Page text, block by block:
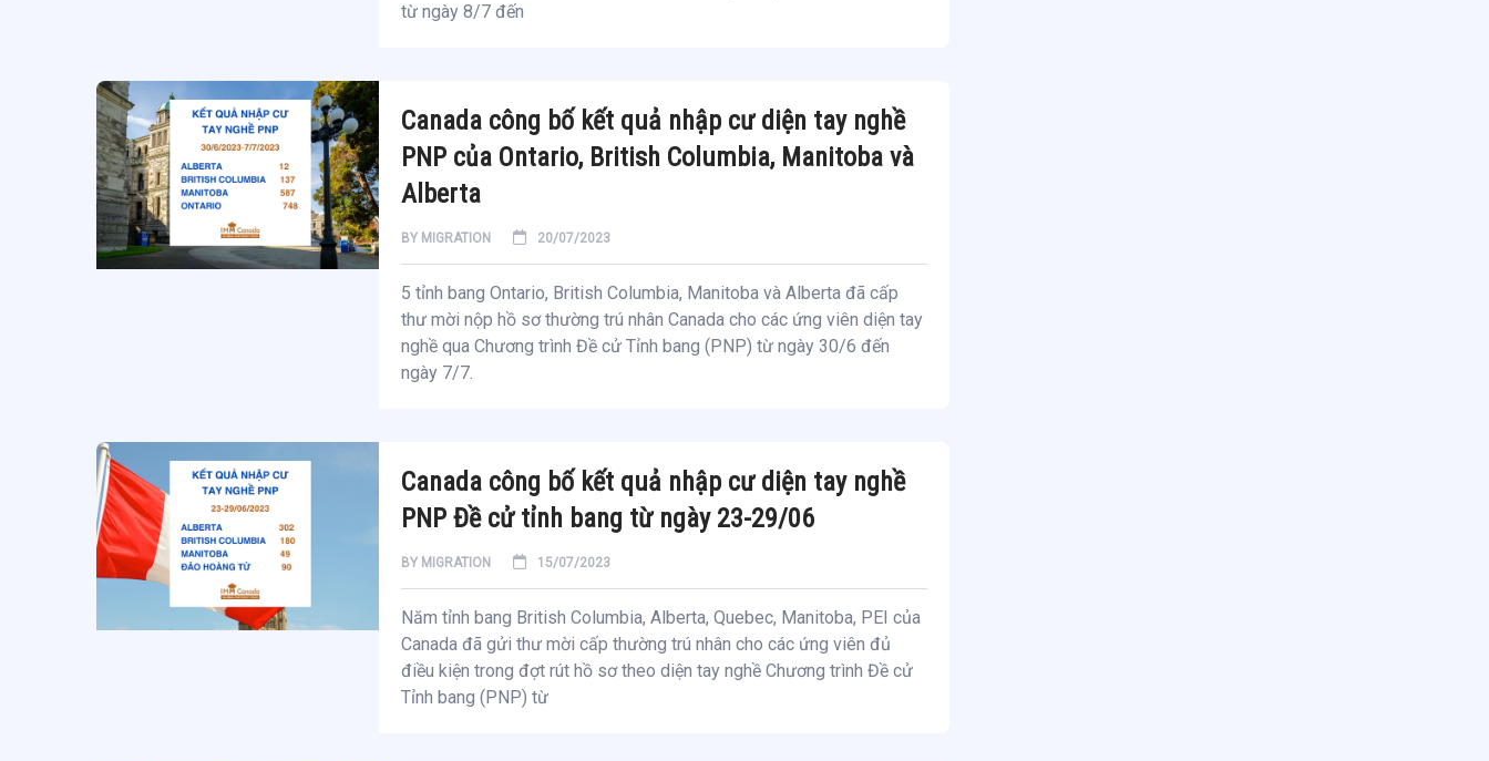
từ ngày 8/7 đến
Canada công bố kết quả nhập cư diện tay nghề
PNP của Ontario, British Columbia, Manitoba và
Alberta
BY MIGRATION 20/07/2023
5 tỉnh bang Ontario, British Columbia, Manitoba và Alberta đã cấp
thư mời nộp hồ sơ thường trú nhân Canada cho các ứng viên diện tay
nghề qua Chương trình Đề cử Tỉnh bang (PNP) từ ngày 30/6 đến
ngày 7/7.
Canada công bố kết quả nhập cư diện tay nghề
PNP Đề cử tỉnh bang từ ngày 23-29/06
BY MIGRATION 15/07/2023
Năm tỉnh bang British Columbia, Alberta, Quebec, Manitoba, PEI của
Canada đã gửi thư mời cấp thường trú nhân cho các ứng viên đủ
điều kiện trong đợt rút hồ sơ theo diện tay nghề Chương trình Đề cử
Tỉnh bang (PNP) từ